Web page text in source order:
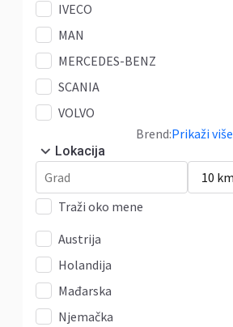
IVECO
MAN
MERCEDES-BENZ
SCANIA
VOLVO
Brend:Prikaži više
Lokacija
Traži oko mene
Austrija
Holandija
Mađarska
Njemačka